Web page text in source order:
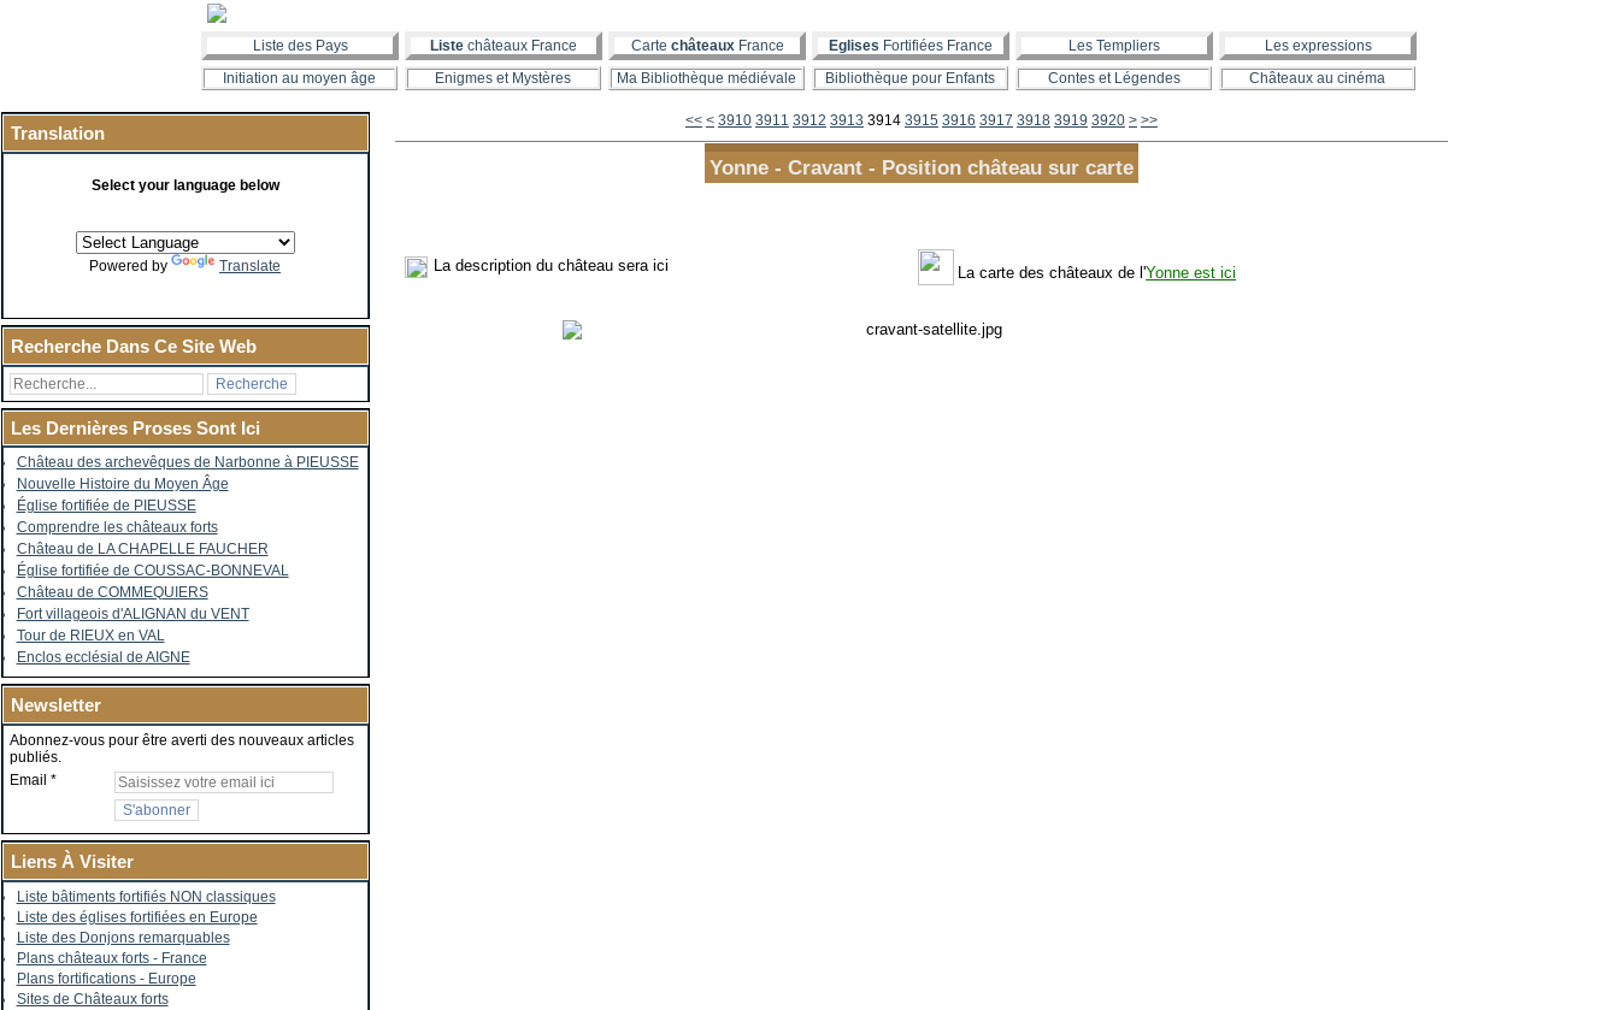
Liste des Pays Liste châteaux France Carte châteauxFrance Eglises Fortifiées France Les Templiers
Les expressions
Initiation au moyen âge
Enigmes et Mystères Ma Bibliothèque médiévale Bibliothèque pour Enfants Contes et Légendes Châteaux au cinéma
Translation
Select your language below
Powered by Translate
Recherche Dans Ce Site Web
Les Dernières Proses Sont Ici
Château des archevêques de Narbonne à PIEUSSE
Nouvelle Histoire du Moyen Âge
Église fortifiée de PIEUSSE
Comprendre les châteaux forts
Château de LA CHAPELLE FAUCHER
Église fortifiée de COUSSAC-BONNEVAL
Château de COMMEQUIERS
Fort villageois d'ALIGNAN du VENT
Tour de RIEUX en VAL
Enclos ecclésial de AIGNE
Newsletter
Abonnez-vous pour être averti des nouveaux articles
publiés.
Email
Liens À Visiter
Liste bâtiments fortifiés NON classiques
Liste des églises fortifiées en Europe
Liste des Donjons remarquables
Plans châteaux forts - France
Plans fortifications - Europe
Sites de Châteaux forts
<< < 3900
3910 3911 3912 3913 3914 3915 3916 3917 3918 3919 3920 3930
3940
3950
3960
3970
3980
3990
4000
4100
4200
4300
4400
4500
4600
4700
4800
4900
5000
5100
5200
5300
5400
5500
5600
> >>
Yonne - Cravant - Position château sur carte
La description du château sera ici La carte des châteaux de l'Yonne est ici